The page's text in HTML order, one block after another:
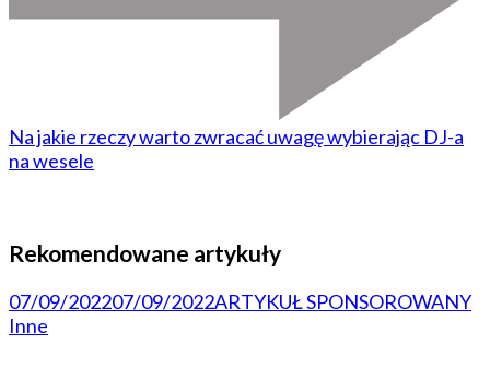
Na jakie rzeczy warto zwracać uwagę wybierając DJ-a
na wesele
Rekomendowane artykuły
07/09/202207/09/2022ARTYKUŁ SPONSOROWANY
Inne